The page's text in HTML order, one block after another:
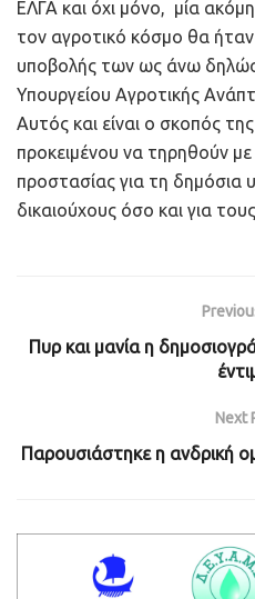
ΕΛΓΑ και όχι μόνο, μία
τον αγροτικό κόσμο θα
υποβολής των ως άνω
Υπουργείου Αγροτικής
Αυτός και είναι ο σκοπός
προκειμένου να τηρηθούν
προστασίας για τη δημόσια
δικαιούχους όσο και για
Πυρ και μανία η
Next
Παρουσιάστηκε η ανδρική